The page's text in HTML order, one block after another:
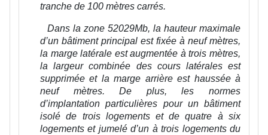
tranche de 100 mètres carrés.
Dans la zone 52029Mb, la hauteur maximale
d’un bâtiment principalest fixée à neuf mètres,
la marge latérale est augmentée à trois mètres,
la largeur combinée des cours latérales est
supprimée et la marge arrière est haussée à
neuf mètres. De plus, les normes
d’implantation particulières pour un bâtiment
isolé de trois logements et de quatre à six
logements et jumelé d’un à trois logements du